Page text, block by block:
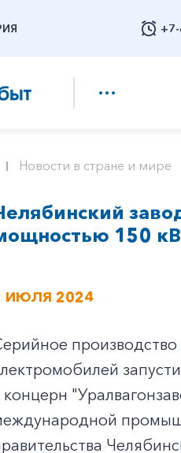
Новости в стране и мире
150
ИЮЛЯ 2024
концерн